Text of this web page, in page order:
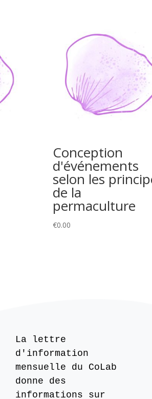
Conception
d'événements
selon les
de la
permaculture
€0.00
La lettre
d'information
mensuelle du CoLab
donne des
informations sur